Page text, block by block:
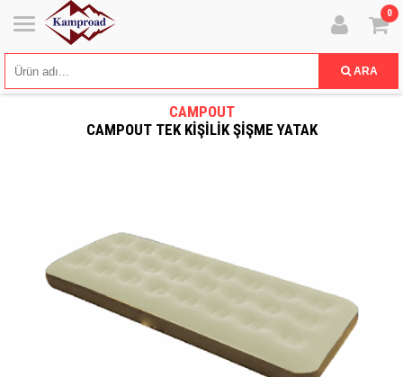
0
ARA
CAMPOUT
CAMPOUT TEK KİŞİLİK ŞİŞME YATAK